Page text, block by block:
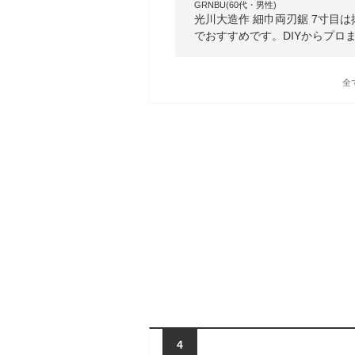
GRNBU(60代・男性)
光川大造作 細巾両刃鋸 7寸目
でおすすめです。DIYからプロ
全
4